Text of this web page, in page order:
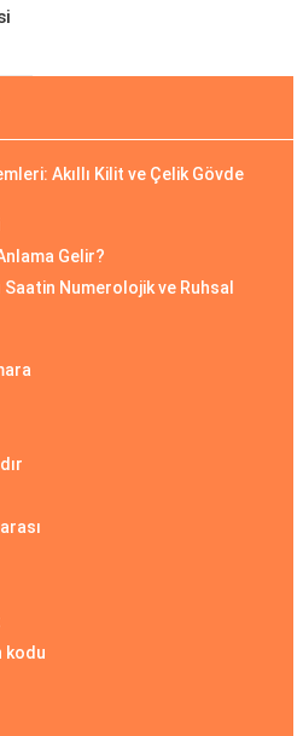
Akıllı Kilit ve Çelik Gövde
Gelir?
Saatin Numerolojik ve Ruhsal
kodu